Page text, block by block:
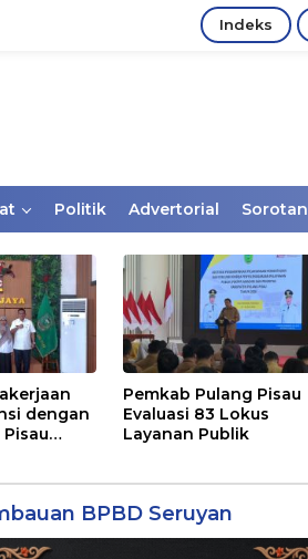
Indeks
Politik Advertorial Sorotan
dengan
Pemkab Pulang Pisau
Evaluasi 83 Lokus
Layanan Publik
BPBD Seruyan